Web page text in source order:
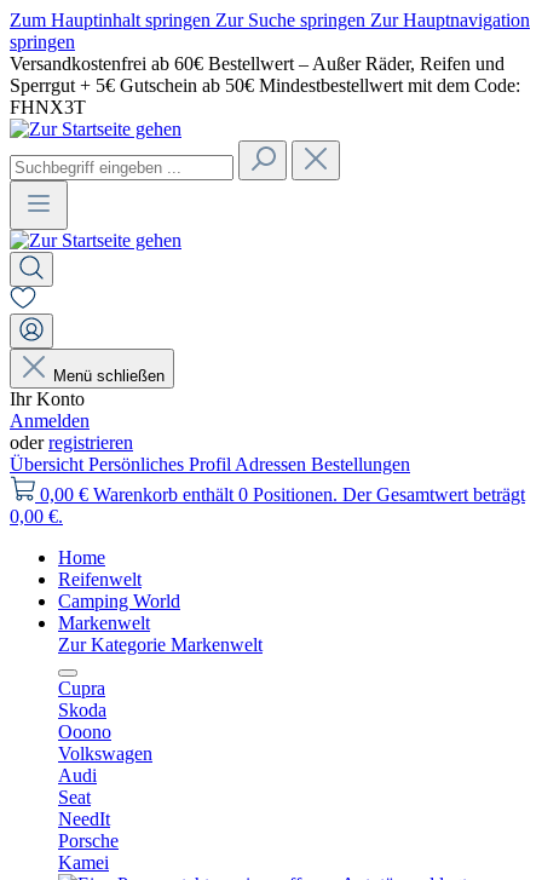
Zum Hauptinhalt springen Zur Suche springen Zur Hauptnavigation
springen
Versandkostenfrei ab 60€ Bestellwert – Außer Räder, Reifen und
Sperrgut + 5€ Gutschein ab 50€ Mindestbestellwert mit dem Code:
FHNX3T
Menü schließen
Ihr Konto
Anmelden
oderregistrieren
Übersicht Persönliches Profil Adressen Bestellungen
0,00 € Warenkorb enthält 0 Positionen. Der Gesamtwert beträgt
0,00 €.
Home
Reifenwelt
Camping World
Markenwelt
Zur Kategorie Markenwelt
Cupra
Skoda
Ooono
Volkswagen
Audi
Seat
NeedIt
Porsche
Kamei